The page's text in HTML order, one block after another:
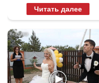
Читать далее